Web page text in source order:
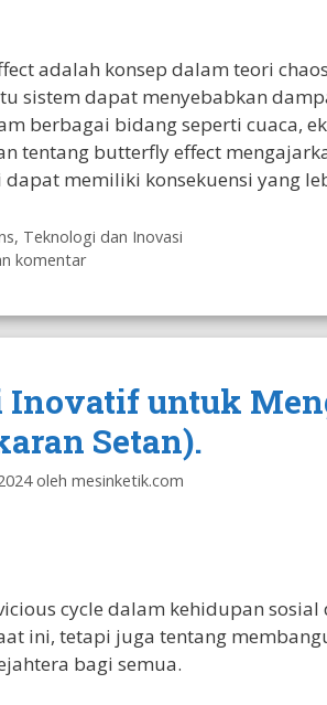
adalah konsep dalam teori
sistem dapat menyebabkan
berbagai bidang seperti cuaca,
tentang butterfly effect
memiliki konsekuensi yang
Teknologi dan Inovasi
komentar
Inovatif untuk
Setan).
oleh mesinketik.com
cycle dalam kehidupan
ini, tetapi juga tentang
bagi semua.